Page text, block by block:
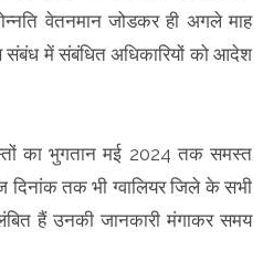
वेतनमान जोडकर ही अगले माह
में संबंधित अधिकारियों को आदेश
का भुगतान मई 2024 तक समस्त
दिनांक तक भी ग्वालियर जिले के सभी
हैं उनकी जानकारी मंगाकर समय